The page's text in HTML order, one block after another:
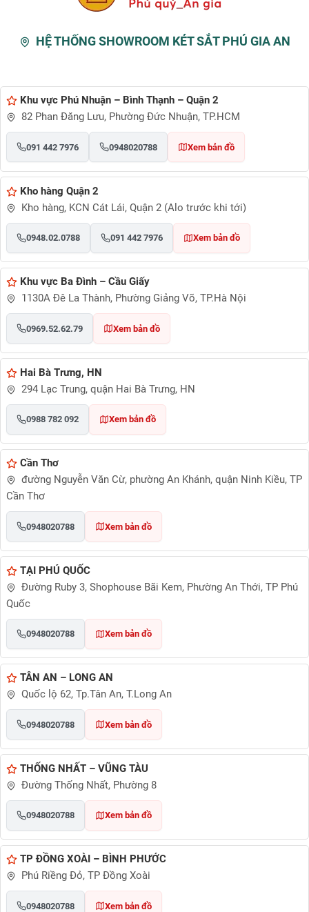
HỆ THỐNG SHOWROOM KÉT SẮT PHÚ GIA AN
Khu vực Phú Nhuận – Bình Thạnh – Quận 2
82 Phan Đăng Lưu, Phường Đức Nhuận, TP.HCM
091 442 7976 0948020788 Xem bản đồ
Kho hàng Quận 2
Kho hàng, KCN Cát Lái, Quận 2 (Alo trước khi tới)
0948.02.0788 091 442 7976 Xem bản đồ
Khu vực Ba Đình – Cầu Giấy
1130A Đê La Thành, Phường Giảng Võ, TP.Hà Nội
0969.52.62.79 Xem bản đồ
Hai Bà Trưng, HN
294 Lạc Trung, quận Hai Bà Trưng, HN
0988 782 092 Xem bản đồ
Cần Thơ
đường Nguyễn Văn Cừ, phường An Khánh, quận Ninh Kiều, TP
Cần Thơ
0948020788 Xem bản đồ
TẠI PHÚ QUỐC
Đường Ruby 3, Shophouse Bãi Kem, Phường An Thới, TP Phú
Quốc
0948020788 Xem bản đồ
TÂN AN – LONG AN
Quốc lộ 62, Tp.Tân An, T.Long An
0948020788 Xem bản đồ
THỐNG NHẤT – VŨNG TÀU
Đường Thống Nhất, Phường 8
0948020788 Xem bản đồ
TP ĐỒNG XOÀI – BÌNH PHƯỚC
Phú Riềng Đỏ, TP Đồng Xoài
0948020788 Xem bản đồ